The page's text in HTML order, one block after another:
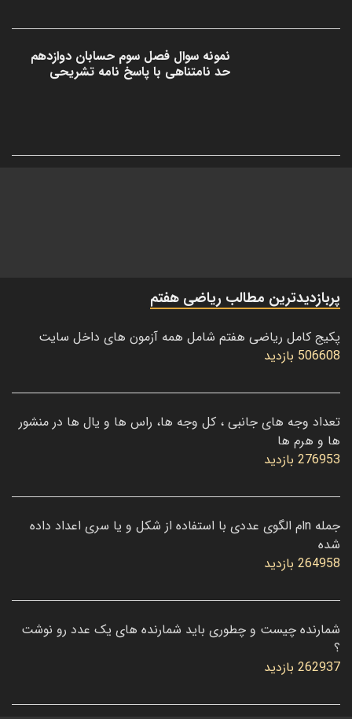
نمونه سوال فصل سوم حسابان دوازدهم
حد نامتناهی با پاسخ نامه تشریحی
پربازدیدترین مطالب ریاضی هفتم
پکیج کامل ریاضی هفتم شامل همه آزمون های داخل سایت
506608 بازدید
تعداد وجه های جانبی ، کل وجه ها، راس ها و یال ها در منشور
ها و هرم ها
276953 بازدید
جمله nام الگوی عددی با استفاده از شکل و یا سری اعداد داده
شده
264958 بازدید
شمارنده چیست و چطوری باید شمارنده های یک عدد رو نوشت
؟
262937 بازدید